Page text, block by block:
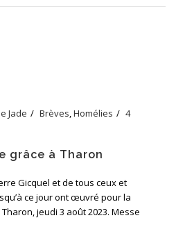
Jade Brèves,Homélies
4
grâce à Tharon
Gicquel et de tous ceux et
ce jour ont œuvré pour la
jeudi 3 août 2023. Messe